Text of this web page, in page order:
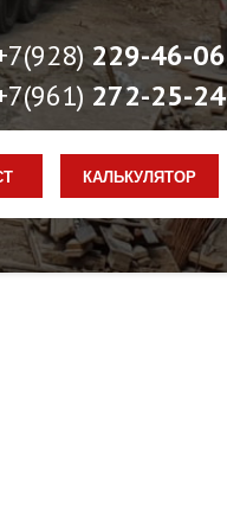
229-46-06
272-25-24
КАЛЬКУЛЯТОР